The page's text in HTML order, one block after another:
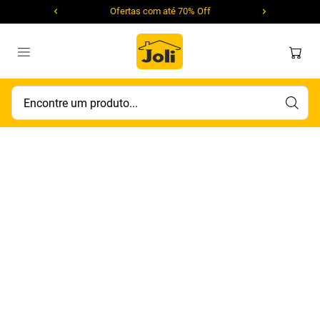
Ofertas com até 70% Off
Encontre um produto...